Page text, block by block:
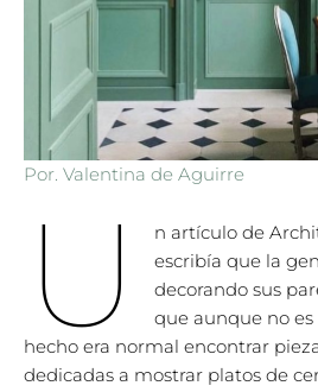
Por. Valentina de Aguirre
U n artículo de
escribía que la
decorando sus
que aunque no
hecho era normal encontrar
dedicadas a mostrar platos de